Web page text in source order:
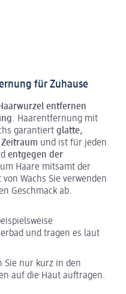
für Zuhause
entfernen
. Haarentfernung mit
garantiert glatte,
und ist für jeden
entgegen der
Haare mitsamt der
Wachs Sie verwenden
Geschmack ab.
und tragen es laut
Sie nur kurz in den
auf die Haut auftragen.